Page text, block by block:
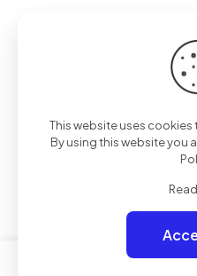
© 2026 Boogi Store by
Reserved
This website uses cookies
By using this website you